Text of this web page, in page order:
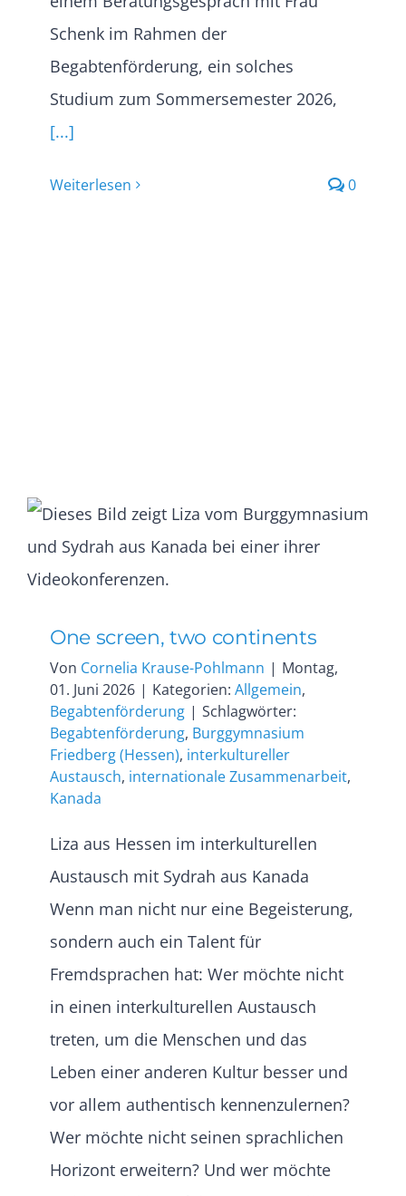
Schenk im Rahmen der
Begabtenförderung, ein solches
Studium zum Sommersemester 2026,
[...]
Weiterlesen 0
One screen, two continents
Von Cornelia Krause-Pohlmann | Montag,
01. Juni 2026 | Kategorien: Allgemein,
Begabtenförderung | Schlagwörter:
Begabtenförderung, Burggymnasium
Friedberg (Hessen), interkultureller
Austausch, internationale Zusammenarbeit,
Kanada
Liza aus Hessen im interkulturellen
Austausch mit Sydrah aus Kanada
Wenn man nicht nur eine Begeisterung,
sondern auch ein Talent für
Fremdsprachen hat: Wer möchte nicht
in einen interkulturellen Austausch
treten, um die Menschen und das
Leben einer anderen Kultur besser und
vor allem authentisch kennenzulernen?
Wer möchte nicht seinen sprachlichen
Horizont erweitern? Und wer möchte